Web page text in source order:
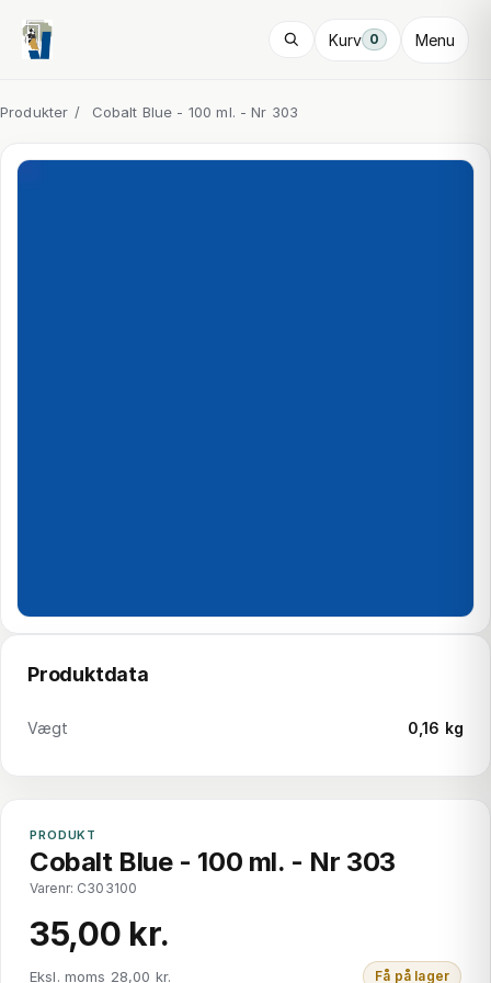
Kurv 0 Menu
Produkter / Cobalt Blue - 100 ml. - Nr 303
Produktdata
Vægt 0,16 kg
PRODUKT
Cobalt Blue - 100 ml. - Nr 303
Varenr: C303100
35,00 kr.
Eksl. moms 28,00 kr. Få på lager